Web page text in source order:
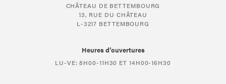
CHÂTEAU DE BETTEMBOURG
13, RUE DU CHÂTEAU
L-3217 BETTEMBOURG
Heures d’ouvertures
LU-VE: 8H00-11H30 ET 14H00-16H30